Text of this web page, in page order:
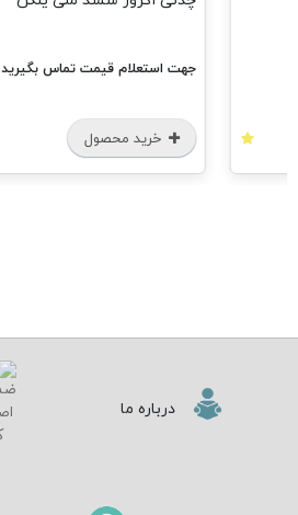
جهت استعلام قیمت تماس بگیرید
خرید محصول
درباره ما